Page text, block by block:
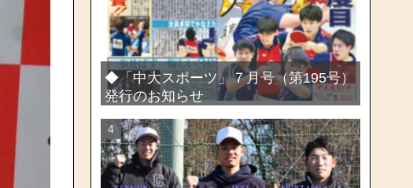
◆「中大スポーツ」７月号（第195号）
発行のお知らせ